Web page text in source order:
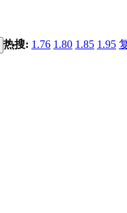
热搜: 1.76 1.80 1.85 1.95